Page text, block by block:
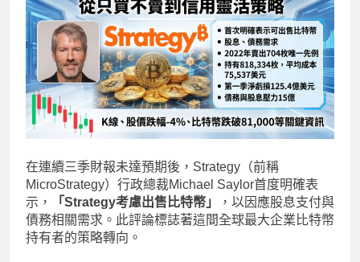
在連續三季財報未達預期後，Strategy（前稱
MicroStrategy）行政總裁Michael Saylor首度明確表
示，
「Strategy考慮出售比特幣」
，以因應股息支付與
債務相關需求。此評論標誌著這間全球最大企業比特幣
持有者的策略轉向。